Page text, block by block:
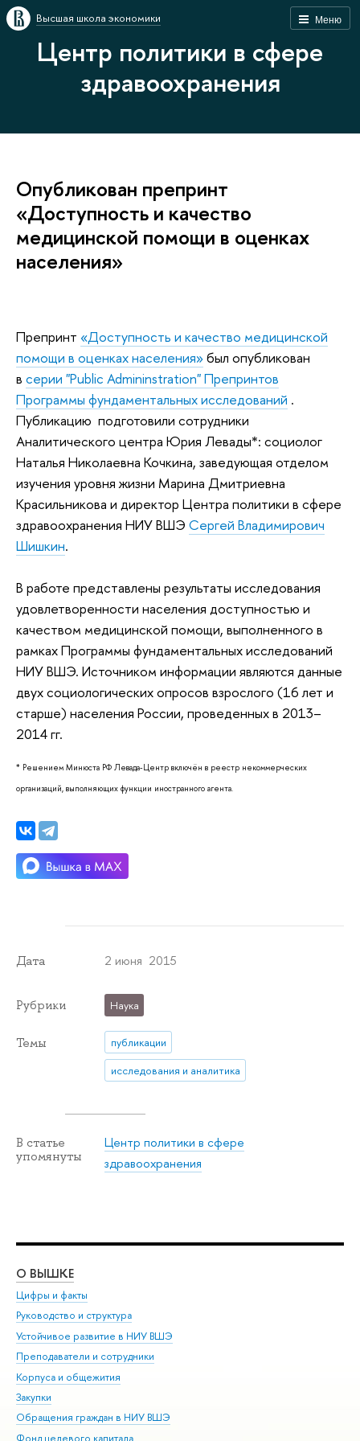
Меню
Высшая школа экономики
Центр политики в сфере
здравоохранения
Опубликован препринт
«Доступность и качество
медицинской помощи в оценках
населения»
Препринт «Доступность и качество медицинской
помощи в оценках населения»был опубликован
в серии "Public Admininstration" Препринтов
Программы фундаментальных исcледований .
Публикацию подготовили сотрудники
Аналитического центра Юрия Левады*: социолог
Наталья Николаевна Кочкина, заведующая отделом
изучения уровня жизни Марина Дмитриевна
Красильникова и директор Центра политики в сфере
здравоохранения НИУ ВШЭ Сергей Владимирович
Шишкин.
В работе представлены результаты исследования
удовлетворенности населения доступностью и
качеством медицинской помощи, выполненного в
рамках Программы фундаментальных исследований
НИУ ВШЭ. Источником информации являются данные
двух социологических опросов взрослого (16 лет и
старше) населения России, проведенных в 2013–
2014 гг.
* Решением Минюста РФ Левада-Центр включён в реестр некоммерческих
организаций, выполняющих функции иностранного агента.
Дата 2 июня 2015
Рубрики Наука
Темы
публикации
исследования и аналитика
В статье
упомянуты
Центр политики в сфере
здравоохранения
О ВЫШКЕ
Цифры и факты
Руководство и структура
Устойчивое развитие в НИУ ВШЭ
Преподаватели и сотрудники
Корпуса и общежития
Закупки
Обращения граждан в НИУ ВШЭ
Фонд целевого капитала